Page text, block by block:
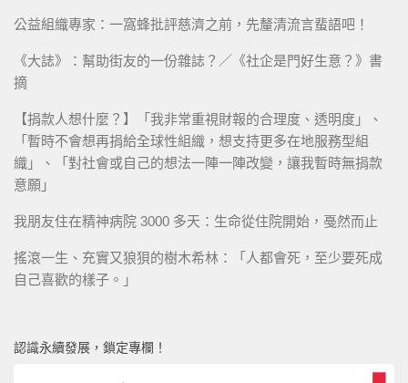
公益組織專家：一窩蜂批評慈濟之前，先釐清流言蜚語吧！
《大誌》：幫助街友的一份雜誌？／《社企是門好生意？》書
摘
【捐款人想什麼？】「我非常重視財報的合理度、透明度」、
「暫時不會想再捐給全球性組織，想支持更多在地服務型組
織」、「對社會或自己的想法一陣一陣改變，讓我暫時無捐款
意願」
我朋友住在精神病院 3000 多天：生命從住院開始，戞然而止
搖滾一生、充實又狼狽的樹木希林：「人都會死，至少要死成
自己喜歡的樣子。」
認識永續發展，鎖定專欄！